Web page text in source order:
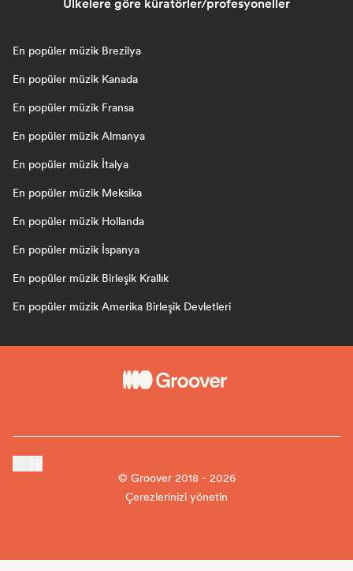
Ülkelere göre küratörler/profesyoneller
En popüler müzik Brezilya
En popüler müzik Kanada
En popüler müzik Fransa
En popüler müzik Almanya
En popüler müzik İtalya
En popüler müzik Meksika
En popüler müzik Hollanda
En popüler müzik İspanya
En popüler müzik Birleşik Krallık
En popüler müzik Amerika Birleşik Devletleri
© Groover 2018 - 2026
Çerezlerinizi yönetin